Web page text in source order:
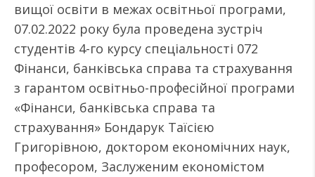
вищої освіти в межах освітньої програми,
07.02.2022 року була проведена зустріч
студентів 4-го курсу спеціальності 072
Фінанси, банківська справа та страхування
з гарантом освітньо-професійної програми
«Фінанси, банківська справа та
страхування» Бондарук Таїсією
Григорівною, доктором економічних наук,
професором, Заслуженим економістом